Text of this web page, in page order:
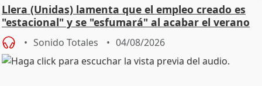
Llera (Unidas) lamenta que el empleo creado es
"estacional" y se "esfumará" al acabar el verano
Sonido Totales 04/08/2026